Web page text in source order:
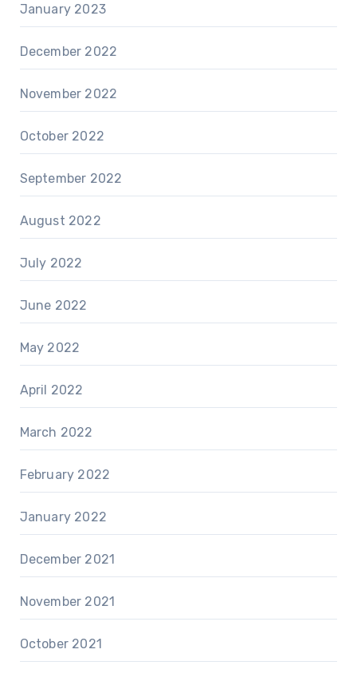
January 2023
December 2022
November 2022
October 2022
September 2022
August 2022
July 2022
June 2022
May 2022
April 2022
March 2022
February 2022
January 2022
December 2021
November 2021
October 2021